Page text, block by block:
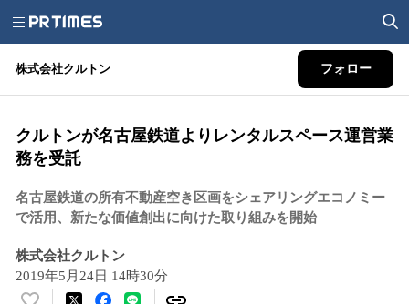
株式会社クルトン フォロー
クルトンが名古屋鉄道よりレンタルスペース運営業
務を受託
名古屋鉄道の所有不動産空き区画をシェアリングエコノミー
で活用、新たな価値創出に向けた取り組みを開始
株式会社クルトン
2019年5月24日 14時30分